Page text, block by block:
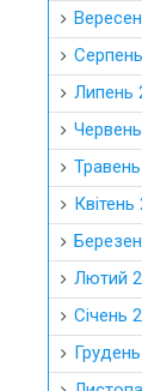
Липень
Квітень
Лютий
Січень